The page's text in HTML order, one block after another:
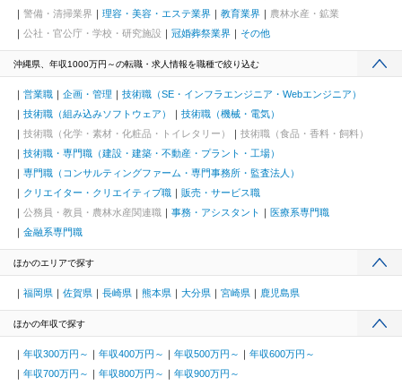
警備・清掃業界
理容・美容・エステ業界 教育業界
農林水産・鉱業
公社・官公庁・学校・研究施設
冠婚葬祭業界 その他
沖縄県、年収1000万円～の転職・求人情報を職種で絞り込む
営業職 企画・管理
技術職（SE・インフラエンジニア・Webエンジニア）
技術職（組み込みソフトウェア）
技術職（機械・電気）
技術職（化学・素材・化粧品・トイレタリー）
技術職（食品・香料・飼料）
技術職・専門職（建設・建築・不動産・プラント・工場）
専門職（コンサルティングファーム・専門事務所・監査法人）
クリエイター・クリエイティブ職
販売・サービス職
公務員・教員・農林水産関連職
事務・アシスタント
医療系専門職
金融系専門職
ほかのエリアで探す
福岡県 佐賀県 長崎県 熊本県 大分県 宮崎県 鹿児島県
ほかの年収で探す
年収300万円～ 年収400万円～ 年収500万円～
年収600万円～
年収700万円～
年収800万円～ 年収900万円～